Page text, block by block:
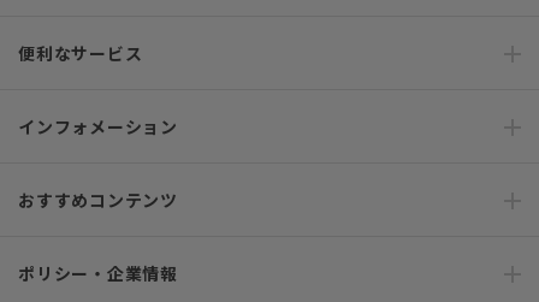
便利なサービス
インフォメーション
おすすめコンテンツ
ポリシー・企業情報